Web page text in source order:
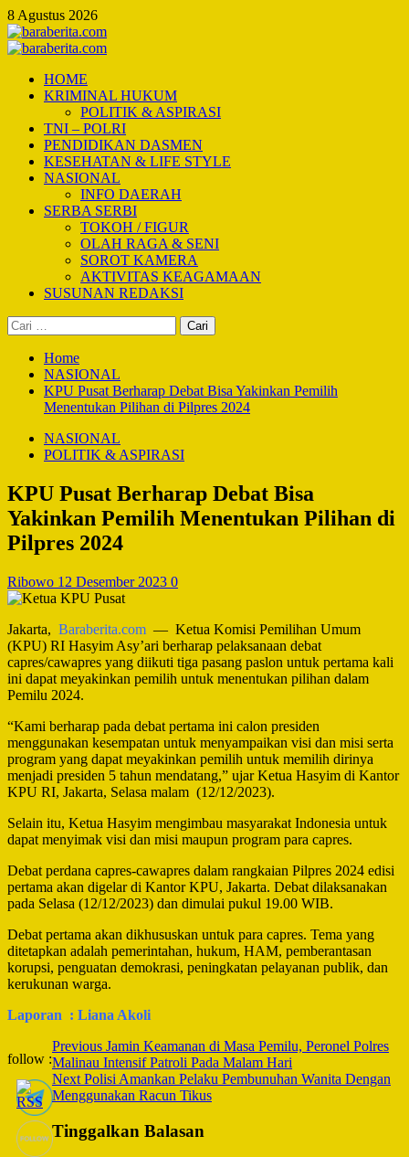
Skip
to
content
8 Agustus 2026
Primary
HOME
KRIMINAL HUKUM
POLITIK & ASPIRASI
TNI – POLRI
PENDIDIKAN DASMEN
KESEHATAN & LIFE STYLE
NASIONAL
INFO DAERAH
SERBA SERBI
TOKOH / FIGUR
OLAH RAGA & SENI
SOROT KAMERA
AKTIVITAS KEAGAMAAN
SUSUNAN REDAKSI
Cari
untuk:
Home
NASIONAL
KPU Pusat Berharap Debat Bisa Yakinkan Pemilih
Menentukan Pilihan di Pilpres 2024
NASIONAL
POLITIK & ASPIRASI
KPU Pusat Berharap Debat Bisa
Yakinkan Pemilih Menentukan Pilihan di
Pilpres 2024
Ribowo 12 Desember 2023 0
Jakarta, Baraberita.com — Ketua Komisi Pemilihan Umum
(KPU) RI Hasyim Asy’ari berharap pelaksanaan debat
capres/cawapres yang diikuti tiga pasang paslon untuk pertama kali
ini dapat meyakinkan pemilih untuk menentukan pilihan dalam
Pemilu 2024.
“Kami berharap pada debat pertama ini calon presiden
menggunakan kesempatan untuk menyampaikan visi dan misi serta
program yang dapat meyakinkan pemilih untuk memilih dirinya
menjadi presiden 5 tahun mendatang,” ujar Ketua Hasyim di Kantor
KPU RI, Jakarta, Selasa malam (12/12/2023).
Selain itu, Ketua Hasyim mengimbau masyarakat Indonesia untuk
dapat menyimak visi dan misi maupun program para capres.
Debat perdana capres-cawapres dalam rangkaian Pilpres 2024 edisi
pertama akan digelar di Kantor KPU, Jakarta. Debat dilaksanakan
pada Selasa (12/12/2023) dan dimulai pukul 19.00 WIB.
Debat pertama akan dikhususkan untuk para capres. Tema yang
ditetapkan adalah pemerintahan, hukum, HAM, pemberantasan
korupsi, penguatan demokrasi, peningkatan pelayanan publik, dan
kerukunan warga.
Laporan : Liana Akoli
follow :
Post
Navigation
Previous Jamin Keamanan di Masa Pemilu, Peronel Polres
Malinau Intensif Patroli Pada Malam Hari
Next Polisi Amankan Pelaku Pembunuhan Wanita Dengan
Menggunakan Racun Tikus
Tinggalkan Balasan